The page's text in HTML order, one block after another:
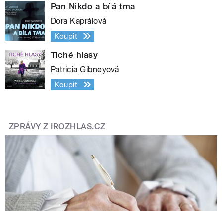
Pan Nikdo a bílá tma
Dora Kaprálová
Koupit
Tiché hlasy
Patricia Gibneyová
Koupit
ZPRÁVY Z IROZHLAS.CZ